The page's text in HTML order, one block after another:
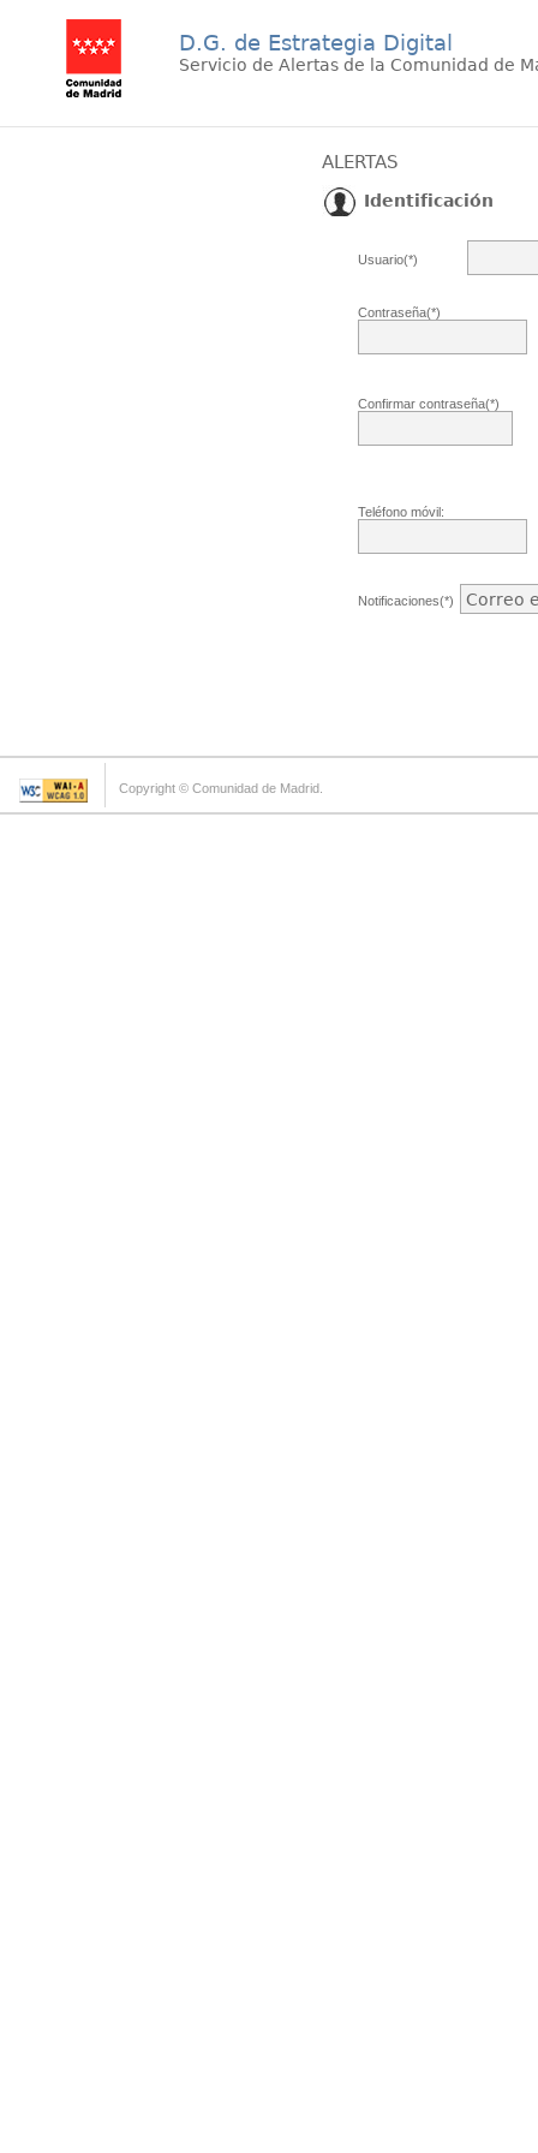
D.G. de Estrategia Digital
Servicio de Alertas de la Comunidad de
ALERTAS
Identificación
Usuario(*)
Contraseña(*)
Confirmar contraseña(*)
Teléfono móvil:
Notificaciones(*)
Copyright © Comunidad de Madrid.